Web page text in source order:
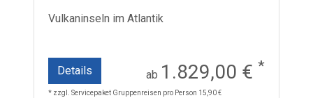
Vulkaninseln im Atlantik
Details ab 1.829,00 € *
* zzgl. Servicepaket Gruppenreisen pro Person 15,90 €